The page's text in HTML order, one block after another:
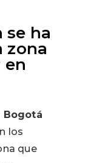
se ha
zona
en
Bogotá
los
que